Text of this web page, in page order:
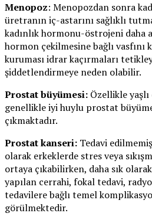
Menopoz: Menopozdan sonra
üretranın iç-astarını sağlıklı
kadınlık hormonu-östrojeni daha
hormon çekilmesine bağlı vasfını
kuruması idrar kaçırmaları
şiddetlendirmeye neden olabilir.
Prostat büyümesi: Özellikle
genellikle iyi huylu prostat
çıkmaktadır.
Prostat kanseri: Tedavi
olarak erkeklerde stres veya
ortaya çıkabilirken, daha sık
yapılan cerrahi, fokal tedavi,
tedavilere bağlı temel
görülmektedir.